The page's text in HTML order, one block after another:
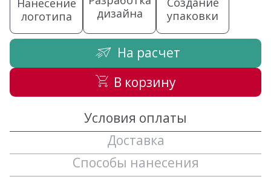
Нанесение
логотипа
дизайна
упаковки
На расчет
В корзину
Условия оплаты
Доставка
Способы нанесения